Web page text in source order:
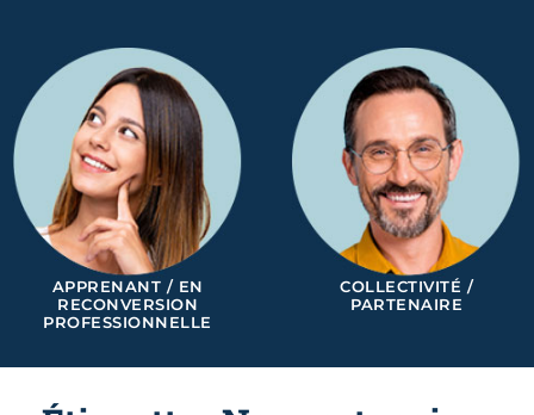
APPRENANT / EN
RECONVERSION
PROFESSIONNELLE
COLLECTIVITÉ /
PARTENAIRE